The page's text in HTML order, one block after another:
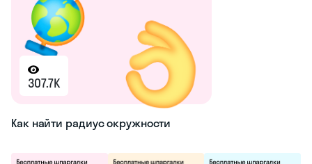
307.7K
Как найти радиус окружности